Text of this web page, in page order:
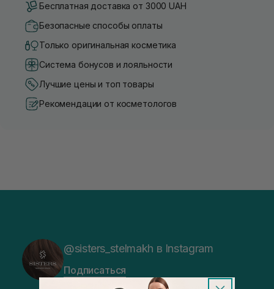
Бесплатная доставка от 3000 UAH
Безопасные способы оплаты
Только оригинальная косметика
Система бонусов и лояльности
Лучшие цены и топ товары
Рекомендации от косметологов
@sisters_stelmakh в Instagram
Подписаться